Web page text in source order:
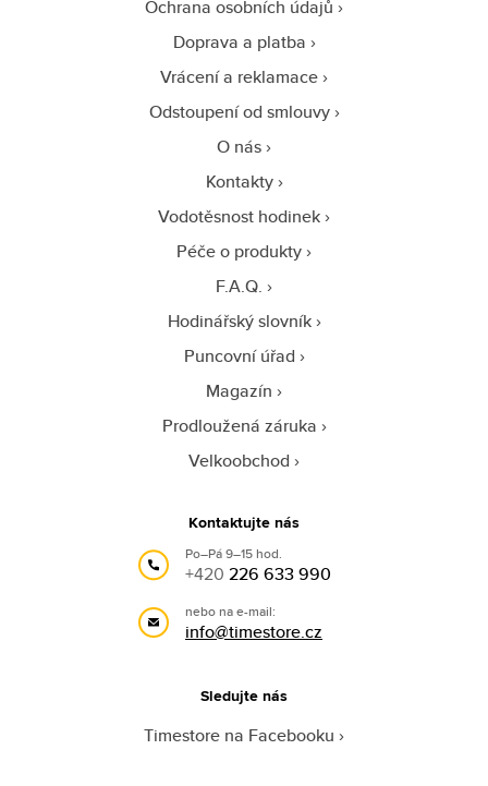
Ochrana osobních údajů
Doprava a platba
Vrácení a reklamace
Odstoupení od smlouvy
O nás
Kontakty
Vodotěsnost hodinek
Péče o produkty
F.A.Q.
Hodinářský slovník
Puncovní úřad
Magazín
Prodloužená záruka
Velkoobchod
Kontaktujte nás
Po–Pá 9–15 hod.
+420 226 633 990
nebo na e-mail:
info@timestore.cz
Sledujte nás
Timestore na Facebooku